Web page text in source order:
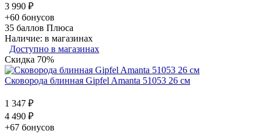
3 990 ₽
+60 бонусов
35 баллов Плюса
Наличие: в магазинах
Доступно в магазинах
Скидка 70%
Сковорода блинная Gipfel Amanta 51053 26 см
1 347 ₽
4 490 ₽
+67 бонусов